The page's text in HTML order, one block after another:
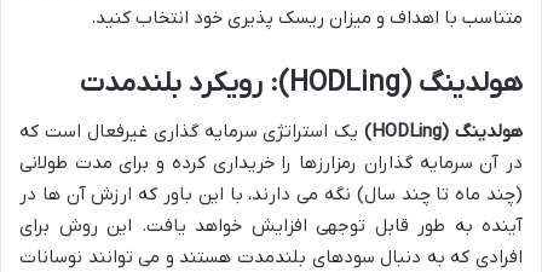
متناسب با اهداف و میزان ریسک پذیری خود انتخاب کنید.
هولدینگ (HODLing): رویکرد بلندمدت
هولدینگ (HODLing)
یک استراتژی سرمایه گذاری غیرفعال است که
در آن سرمایه گذاران رمزارزها را خریداری کرده و برای مدت طولانی
(چند ماه تا چند سال) نگه می دارند، با این باور که ارزش آن ها در
آینده به طور قابل توجهی افزایش خواهد یافت. این روش برای
افرادی که به دنبال سودهای بلندمدت هستند و می توانند نوسانات